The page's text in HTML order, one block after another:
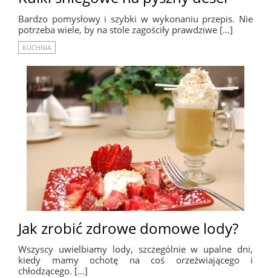
Bardzo pomysłowy i szybki w wykonaniu przepis. Nie
potrzeba wiele, by na stole zagościły prawdziwe […]
KUCHNIA
Jak zrobić zdrowe domowe lody?
Wszyscy uwielbiamy lody, szczególnie w upalne dni,
kiedy mamy ochotę na coś orzeźwiającego i
chłodzącego. […]